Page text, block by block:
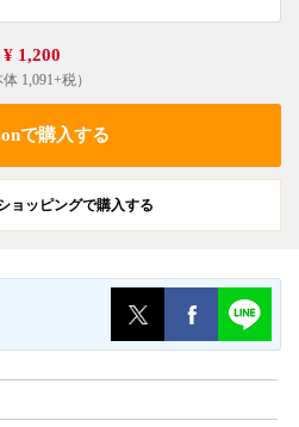
¥ 1,200
体 1,091+税）
で購入する
ョッピングで購入する